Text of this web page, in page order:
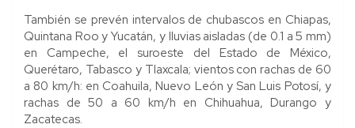
También se prevén intervalos de chubascos en Chiapas,
Quintana Roo y Yucatán, y lluvias aisladas (de 0.1 a 5 mm)
en Campeche, el suroeste del Estado de México,
Querétaro, Tabasco y Tlaxcala; vientos con rachas de 60
a 80 km/h: en Coahuila, Nuevo León y San Luis Potosí, y
rachas de 50 a 60 km/h en Chihuahua, Durango y
Zacatecas.